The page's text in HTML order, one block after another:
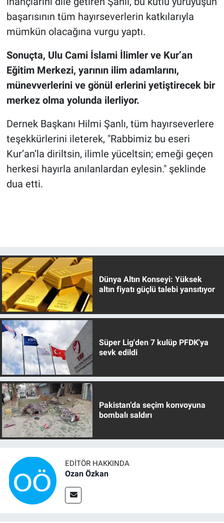
başarısının tüm hayırseverlerin katkılarıyla
mümkün olacağına vurgu yaptı.
Sonuçta, Ulu Cami İslami İlimler ve Kur’an
Eğitim Merkezi, yarının ilim adamlarını,
münevverlerini ve gönül erlerini yetiştirecek bir
merkez olma yolunda ilerliyor.
Dernek Başkanı Hilmi Şanlı, tüm hayırseverlere
teşekkürlerini ileterek, "Rabbimiz bu eseri
Kur’an’la diriltsin, ilimle yüceltsin; emeği geçen
herkesi hayırla anılanlardan eylesin." şeklinde
dua etti.
Dünya Altın Konseyi: Yüksek
altın fiyatı güçlü talebi yansıtıyor
Süper Lig'den 7 kulüp PFDK'ya
sevk edildi
Pakistan’da seçim konvoyuna
bombalı saldırı
EDITÖR HAKKINDA
Ozan Özkan